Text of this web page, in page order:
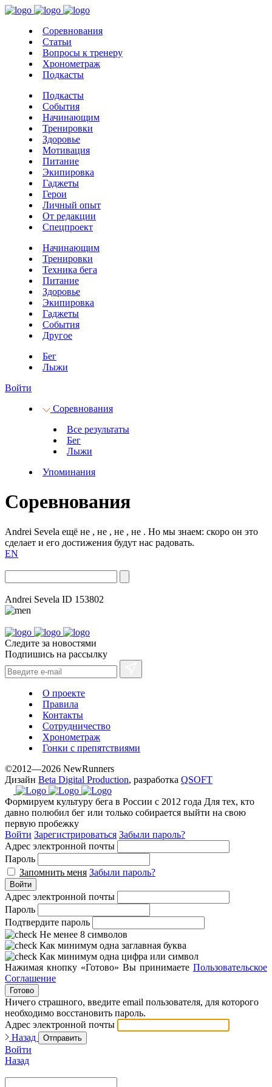
Соревнования
Статьи
Вопросы к тренеру
Хронометраж
Подкасты
Подкасты
События
Начинающим
Тренировки
Здоровье
Мотивация
Питание
Экипировка
Гаджеты
Герои
Личный опыт
От редакции
Спецпроект
Начинающим
Тренировки
Техника бега
Питание
Здоровье
Экипировка
Гаджеты
События
Другое
Бег
Лыжи
Войти
Соревнования
Все результаты
Бег
Лыжи
Упоминания
Соревнования
Andrei Sevela ещё не , не , не , не . Но мы знаем: скоро он это
сделает и его достижения будут нас радовать.
EN
Andrei Sevela ID 153802
Следите за новостями
Подпишись на рассылку
О проекте
Правила
Контакты
Сотрудничество
Хронометраж
Гонки с препятствиями
©2012—2026 NewRunners
Дизайн Beta Digital Production, разработка QSOFT
Формируем культуру бега в России с 2012 года Для тех, кто
давно полюбил бег или только собирается выйти на свою
первую пробежку
Войти Зарегистрироваться Забыли пароль?
Адрес электронной почты
Пароль
Запомнить меня Забыли пароль?
Войти
Адрес электронной почты
Пароль
Подтвердите пароль
Не менее 8 символов
Как минимум одна заглавная буква
Как минимум одна цифра или символ
Нажимая кнопку «Готово» Вы принимаете Пользовательское
Соглашение
Готово
Ничего страшного, введите email пользователя, для которого
необходимо восстановить пароль.
Адрес электронной почты
Назад
Отправить
Войти
Назад